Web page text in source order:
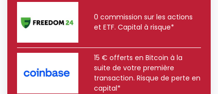
0 commission sur les actions
et ETF. Capital à risque*
15 € offerts en Bitcoin à la
suite de votre première
transaction. Risque de perte en
capital*